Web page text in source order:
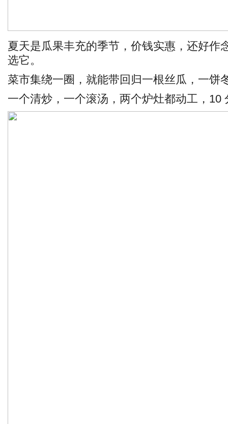
夏天是瓜果丰充的季节，价钱实惠，还好作
选它。
菜市集绕一圈，就能带回归一根丝瓜，一饼
一个清炒，一个滚汤，两个炉灶都动工，10